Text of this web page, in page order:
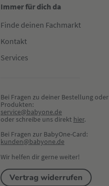
Immer für dich da
Finde deinen Fachmarkt
Kontakt
Services
Bei Fragen zu deiner Bestellung oder
Produkten:
service@babyone.de
oder schreibe uns direkt hier.
Bei Fragen zur BabyOne-Card:
kunden@babyone.de
Wir helfen dir gerne weiter!
Vertrag widerrufen